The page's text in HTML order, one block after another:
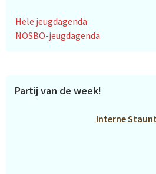
Hele jeugdagenda
NOSBO-jeugdagenda
Partij van de week!
Interne